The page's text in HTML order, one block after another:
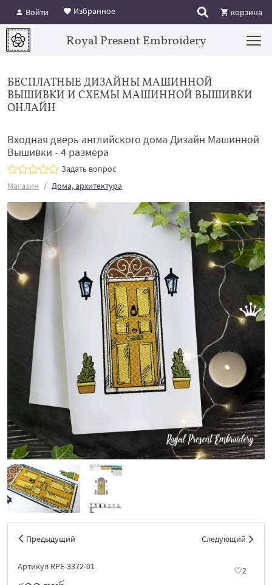
Войти Избранное корзина
Royal Present Embroidery
БЕСПЛАТНЫЕ ДИЗАЙНЫ МАШИННОЙ
ВЫШИВКИ И СХЕМЫ МАШИННОЙ ВЫШИВКИ
ОНЛАЙН
Входная дверь английского дома Дизайн Машинной
Вышивки - 4 размера
Задать вопрос
Магазин
Дома, архитектура
Предыдущий Следующий
Артикул RPE-3372-01 2